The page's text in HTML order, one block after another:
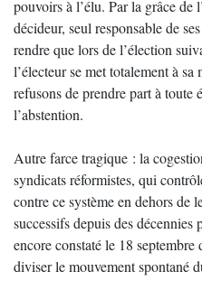
pouvoirs à l’élu. Par la grâce de
décideur, seul responsable de
rendre que lors de l’élection
l’électeur se met totalement à
refusons de prendre part à toute
l’abstention.
Autre farce tragique : la
syndicats réformistes, qui
contre ce système en dehors de
successifs depuis des
encore constaté le 18
diviser le mouvement spontané